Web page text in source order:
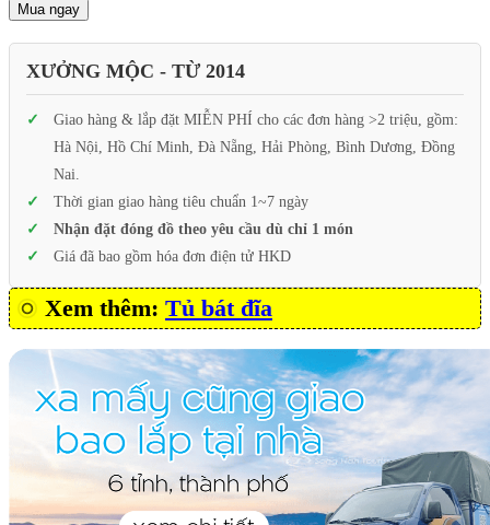
Mua ngay
XƯỞNG MỘC - TỪ 2014
Giao hàng & lắp đặt MIỄN PHÍ cho các đơn hàng >2 triệu, gồm:
Hà Nội, Hồ Chí Minh, Đà Nẵng, Hải Phòng, Bình Dương, Đồng
Nai.
Thời gian giao hàng tiêu chuẩn 1~7 ngày
Nhận đặt đóng đồ theo yêu cầu dù chỉ 1 món
Giá đã bao gồm hóa đơn điện tử HKD
Xem thêm: Tủ bát đĩa